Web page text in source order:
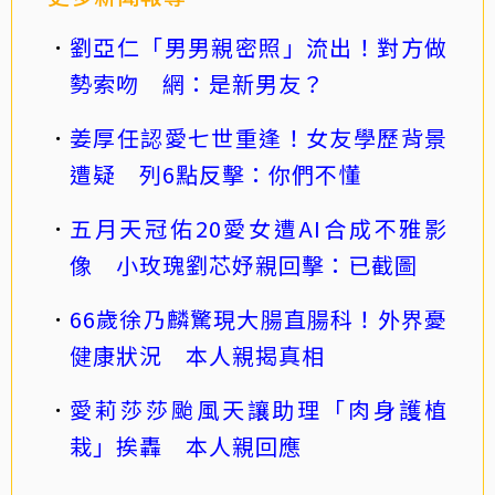
劉亞仁「男男親密照」流出！對方做
勢索吻 網：是新男友？
姜厚任認愛七世重逢！女友學歷背景
遭疑 列6點反擊：你們不懂
五月天冠佑20愛女遭AI合成不雅影
像 小玫瑰劉芯妤親回擊：已截圖
66歲徐乃麟驚現大腸直腸科！外界憂
健康狀況 本人親揭真相
愛莉莎莎颱風天讓助理「肉身護植
栽」挨轟 本人親回應